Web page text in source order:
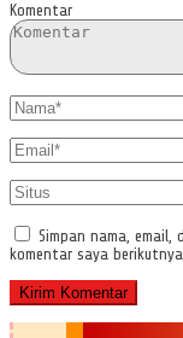
Komentar
Simpan nama,
komentar saya